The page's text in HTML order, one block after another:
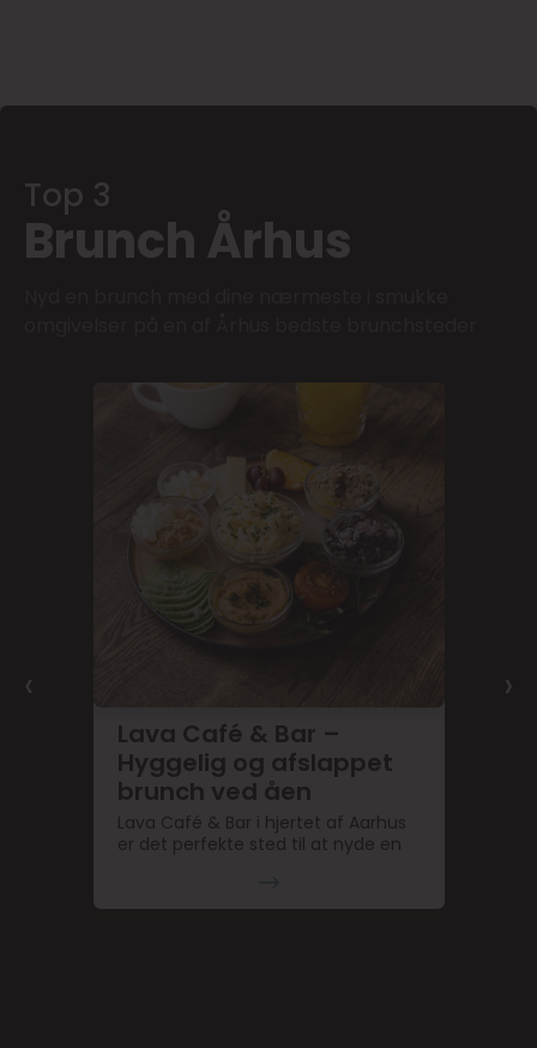
Top 3
Brunch Århus
Lava Café & Bar –
Hyggelig og afslappet
brunch ved åen
Lava Café & Bar i hjertet af Aarhus
er det perfekte sted til at nyde en
‹ ›